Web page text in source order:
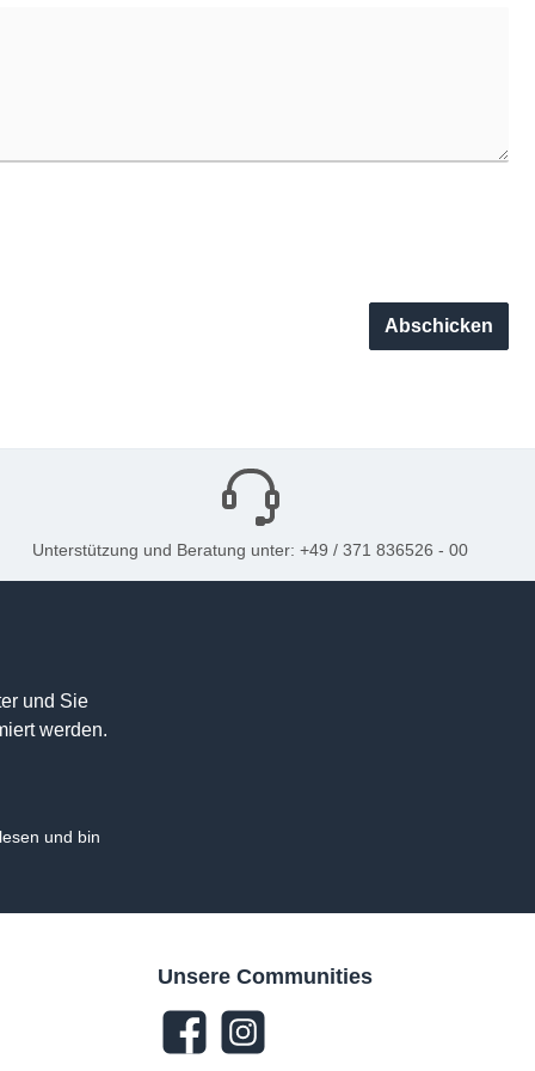
Abschicken
Unterstützung und Beratung unter: +49 / 371 836526 - 00
und Sie
werden.
und bin
Unsere Communities